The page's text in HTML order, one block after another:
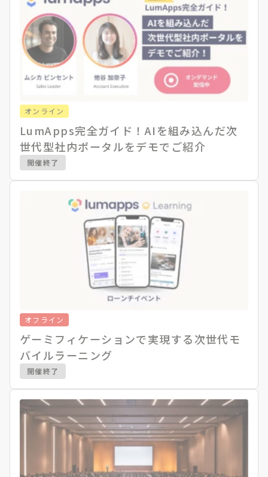
オンライン
LumApps完全ガイド！AIを組み込んだ次
世代型社内ポータルをデモでご紹介
開催終了
オフライン
ゲーミフィケーションで実現する次世代モ
バイルラーニング
開催終了